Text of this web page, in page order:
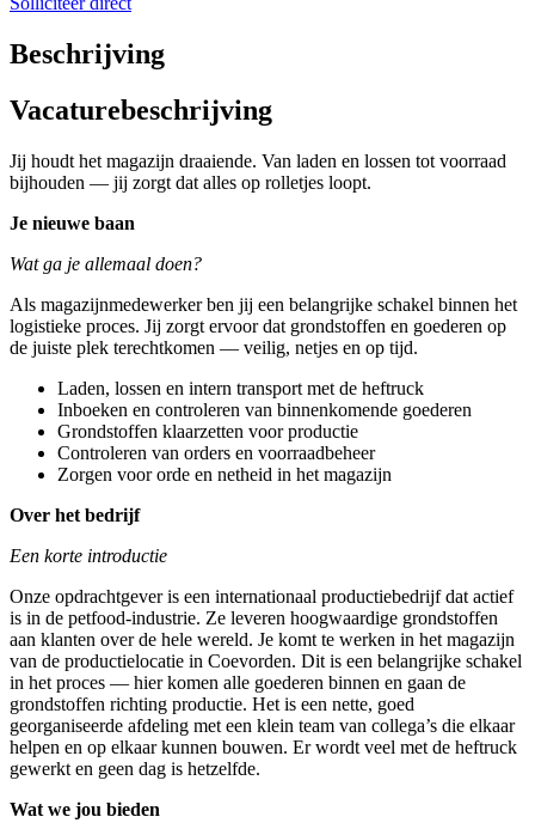
Beschrijving
Vacaturebeschrijving
Jij houdt het magazijn draaiende. Van laden en lossen tot voorraad
bijhouden — jij zorgt dat alles op rolletjes loopt.
Je nieuwe baan
Wat ga je allemaal doen?
Als magazijnmedewerker ben jij een belangrijke schakel binnen het
logistieke proces. Jij zorgt ervoor dat grondstoffen en goederen op
de juiste plek terechtkomen — veilig, netjes en op tijd.
Laden, lossen en intern transport met de heftruck
Inboeken en controleren van binnenkomende goederen
Grondstoffen klaarzetten voor productie
Controleren van orders en voorraadbeheer
Zorgen voor orde en netheid in het magazijn
Over het bedrijf
Een korte introductie
Onze opdrachtgever is een internationaal productiebedrijf dat actief
is in de petfood-industrie. Ze leveren hoogwaardige grondstoffen
aan klanten over de hele wereld. Je komt te werken in het magazijn
van de productielocatie in Coevorden. Dit is een belangrijke schakel
in het proces — hier komen alle goederen binnen en gaan de
grondstoffen richting productie. Het is een nette, goed
georganiseerde afdeling met een klein team van collega’s die elkaar
helpen en op elkaar kunnen bouwen. Er wordt veel met de heftruck
gewerkt en geen dag is hetzelfde.
Wat we jou bieden